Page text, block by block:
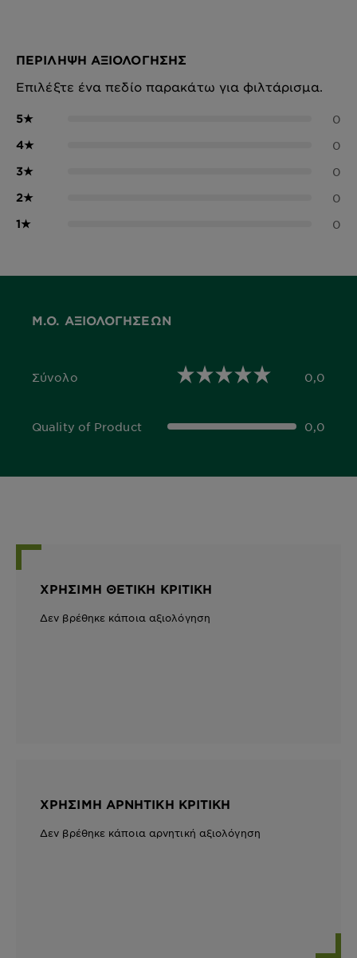
ΠΕΡΊΛΗΨΗ ΑΞΙΟΛΌΓΗΣΗΣ
Επιλέξτε ένα πεδίο παρακάτω για φιλτάρισμα.
5★ 0
4★ 0
3★ 0
2★ 0
1★ 0
Μ.Ο. ΑΞΙΟΛΟΓΉΣΕΩΝ
Σύνολο
0,0 out of 5 stars 0,0
Quality of Product
0,0 out of 5 stars 0,0
ΧΡΉΣΙΜΗ ΘΕΤΙΚΉ ΚΡΙΤΙΚΉ
Δεν βρέθηκε κάποια αξιολόγηση
ΧΡΉΣΙΜΗ ΑΡΝΗΤΙΚΉ ΚΡΙΤΙΚΉ
Δεν βρέθηκε κάποια αρνητική αξιολόγηση